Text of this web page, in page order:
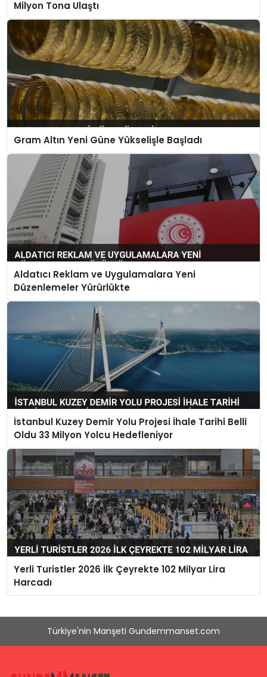
Milyon Tona Ulaştı
Gram Altın Yeni Güne Yükselişle Başladı
Aldatıcı Reklam ve Uygulamalara Yeni
Düzenlemeler Yürürlükte
İstanbul Kuzey Demir Yolu Projesi İhale Tarihi Belli
Oldu 33 Milyon Yolcu Hedefleniyor
Yerli Turistler 2026 İlk Çeyrekte 102 Milyar Lira
Harcadı
Türkiye'nin Manşeti Gundemmanset.com